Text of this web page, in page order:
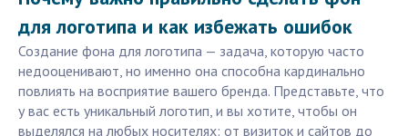
для логотипа и как избежать ошибок
Создание фона для логотипа — задача, которую часто
недооценивают, но именно она способна кардинально
повлиять на восприятие вашего бренда. Представьте, что
у вас есть уникальный логотип, и вы хотите, чтобы он
выделялся на любых носителях: от визиток и сайтов до